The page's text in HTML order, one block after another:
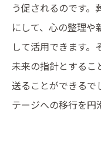
う促されるのです
にして、心の整理や
して活用できます。
未来の指針とするこ
送ることができるで
テージへの移行を円